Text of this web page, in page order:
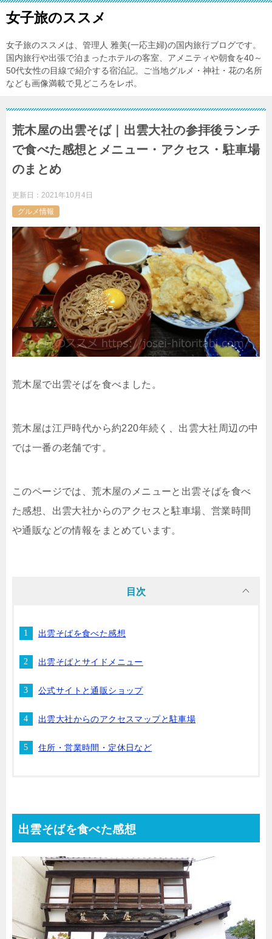
女子旅のススメ
女子旅のススメは、管理人 雅美(一応主婦)の国内旅行ブログです。
国内旅行や出張で泊まったホテルの客室、アメニティや朝食を40～
50代女性の目線で紹介する宿泊記。ご当地グルメ・神社・花の名所
なども画像満載で見どころをレポ。
荒木屋の出雲そば｜出雲大社の参拝後ランチ
で食べた感想とメニュー・アクセス・駐車場
のまとめ
更新日： 2021年10月4日
グルメ情報
荒木屋で出雲そばを食べました。
荒木屋は江戸時代から約220年続く、出雲大社周辺の中
では一番の老舗です。
このページでは、荒木屋のメニューと出雲そばを食べ
た感想、出雲大社からのアクセスと駐車場、営業時間
や通販などの情報をまとめています。
目次
出雲そばを食べた感想
出雲そばとサイドメニュー
公式サイトと通販ショップ
出雲大社からのアクセスマップと駐車場
住所・営業時間・定休日など
出雲そばを食べた感想